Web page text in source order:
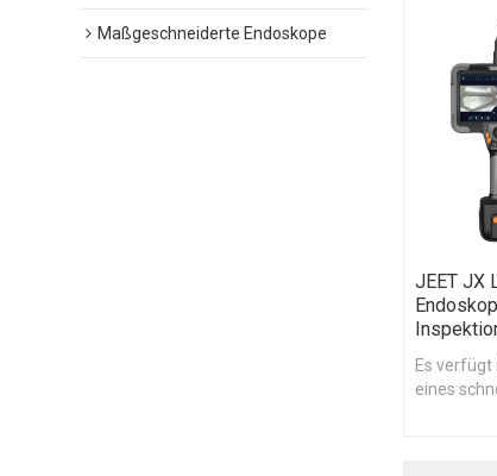
Maßgeschneiderte Endoskope
JEET JX
Es verfügt
eines